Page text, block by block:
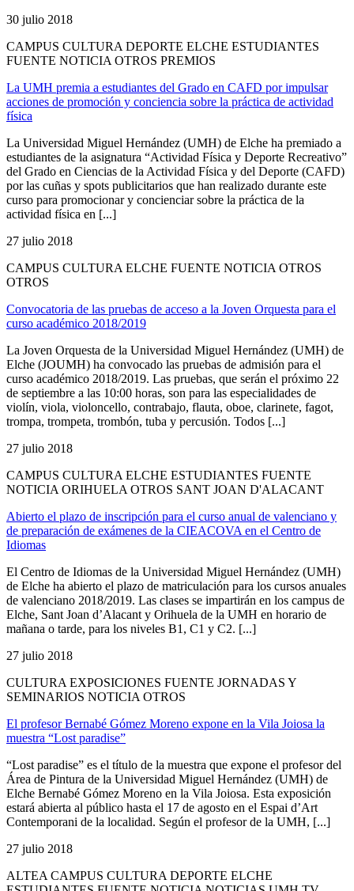
30 julio 2018
CAMPUS CULTURA DEPORTE ELCHE ESTUDIANTES
FUENTE NOTICIA OTROS PREMIOS
La UMH premia a estudiantes del Grado en CAFD por impulsar
acciones de promoción y conciencia sobre la práctica de actividad
física
La Universidad Miguel Hernández (UMH) de Elche ha premiado a
estudiantes de la asignatura “Actividad Física y Deporte Recreativo”
del Grado en Ciencias de la Actividad Física y del Deporte (CAFD)
por las cuñas y spots publicitarios que han realizado durante este
curso para promocionar y concienciar sobre la práctica de la
actividad física en [...]
27 julio 2018
CAMPUS CULTURA ELCHE FUENTE NOTICIA OTROS
OTROS
Convocatoria de las pruebas de acceso a la Joven Orquesta para el
curso académico 2018/2019
La Joven Orquesta de la Universidad Miguel Hernández (UMH) de
Elche (JOUMH) ha convocado las pruebas de admisión para el
curso académico 2018/2019. Las pruebas, que serán el próximo 22
de septiembre a las 10:00 horas, son para las especialidades de
violín, viola, violoncello, contrabajo, flauta, oboe, clarinete, fagot,
trompa, trompeta, trombón, tuba y percusión. Todos [...]
27 julio 2018
CAMPUS CULTURA ELCHE ESTUDIANTES FUENTE
NOTICIA ORIHUELA OTROS SANT JOAN D'ALACANT
Abierto el plazo de inscripción para el curso anual de valenciano y
de preparación de exámenes de la CIEACOVA en el Centro de
Idiomas
El Centro de Idiomas de la Universidad Miguel Hernández (UMH)
de Elche ha abierto el plazo de matriculación para los cursos anuales
de valenciano 2018/2019. Las clases se impartirán en los campus de
Elche, Sant Joan d’Alacant y Orihuela de la UMH en horario de
mañana o tarde, para los niveles B1, C1 y C2. [...]
27 julio 2018
CULTURA EXPOSICIONES FUENTE JORNADAS Y
SEMINARIOS NOTICIA OTROS
El profesor Bernabé Gómez Moreno expone en la Vila Joiosa la
muestra “Lost paradise”
“Lost paradise” es el título de la muestra que expone el profesor del
Área de Pintura de la Universidad Miguel Hernández (UMH) de
Elche Bernabé Gómez Moreno en la Vila Joiosa. Esta exposición
estará abierta al público hasta el 17 de agosto en el Espai d’Art
Contemporani de la localidad. Según el profesor de la UMH, [...]
27 julio 2018
ALTEA CAMPUS CULTURA DEPORTE ELCHE